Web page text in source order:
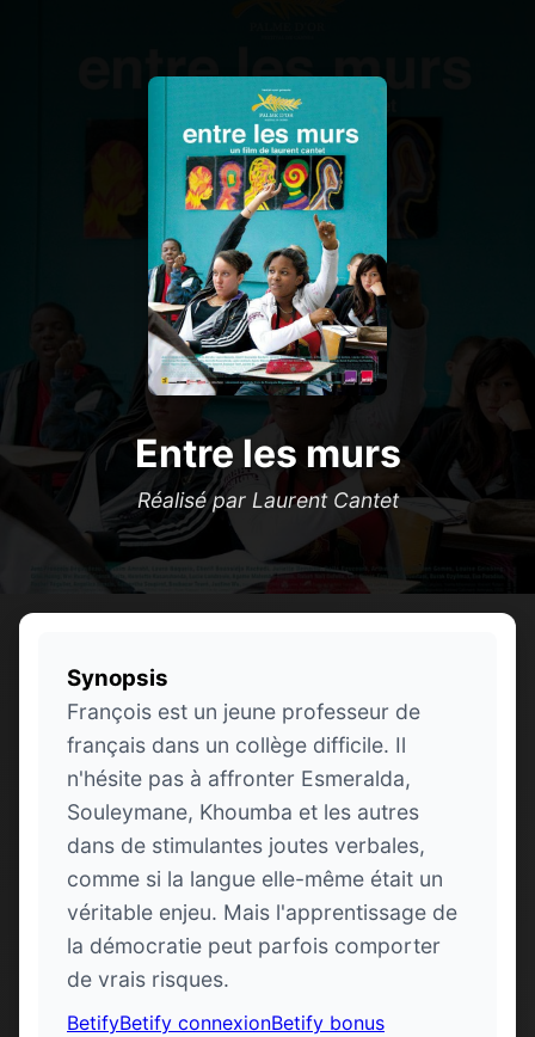
Entre les murs
Réalisé par Laurent Cantet
Synopsis
François est un jeune professeur de
français dans un collège difficile. Il
n'hésite pas à affronter Esmeralda,
Souleymane, Khoumba et les autres
dans de stimulantes joutes verbales,
comme si la langue elle-même était un
véritable enjeu. Mais l'apprentissage de
la démocratie peut parfois comporter
de vrais risques.
BetifyBetify connexionBetify bonus